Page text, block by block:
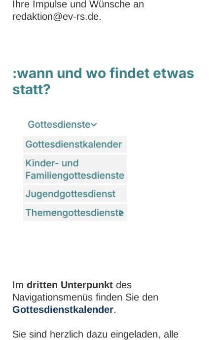
Ihre Impulse und Wünsche an
redaktion@ev-rs.de.
:wann und wo findet etwas
statt?
Im dritten Unterpunkt des
Navigationsmenüs finden Sie den
Gottesdienstkalender.
Sie sind herzlich dazu eingeladen, alle